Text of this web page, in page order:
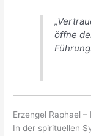
öffne
Erzengel Raphael
In der spirituellen